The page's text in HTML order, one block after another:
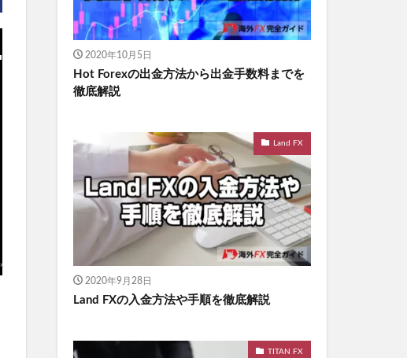
2020年10月5日
Hot Forexの出金方法から出金手数料までを
徹底解説
Land FX
2020年9月28日
Land FXの入金方法や手順を徹底解説
TITAN FX